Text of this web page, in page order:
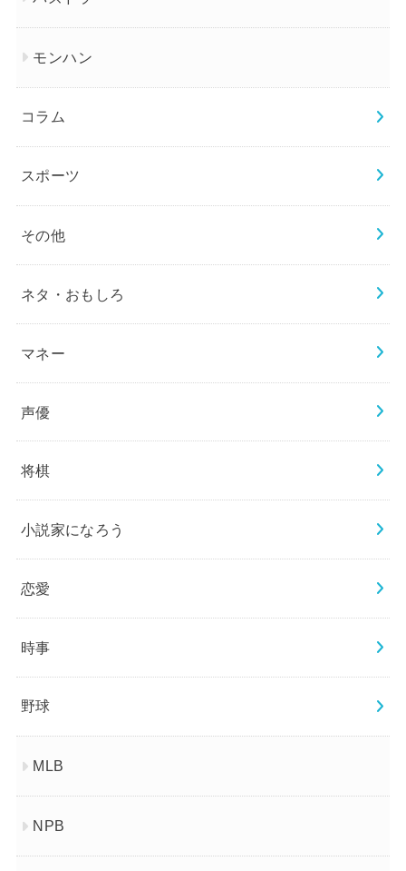
モンハン
コラム
スポーツ
その他
ネタ・おもしろ
マネー
声優
将棋
小説家になろう
恋愛
時事
野球
MLB
NPB